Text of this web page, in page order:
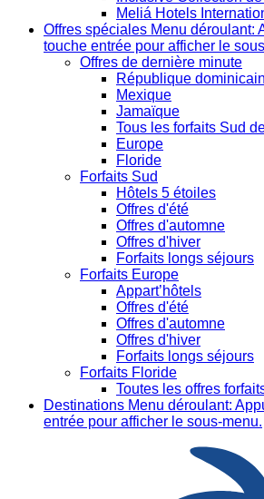
Meliá Hotels
Offres spéciales Menu déroulant:
touche entrée pour afficher le
Offres de dernière minute
République
Mexique
Jamaïque
Tous les forfaits Sud
Europe
Floride
Forfaits Sud
Hôtels 5 étoiles
Offres d'été
Offres d'automne
Offres d'hiver
Forfaits longs séjours
Forfaits Europe
Appart’hôtels
Offres d'été
Offres d'automne
Offres d'hiver
Forfaits longs séjours
Forfaits Floride
Toutes les offres
Destinations Menu déroulant:
entrée pour afficher le sous-menu.